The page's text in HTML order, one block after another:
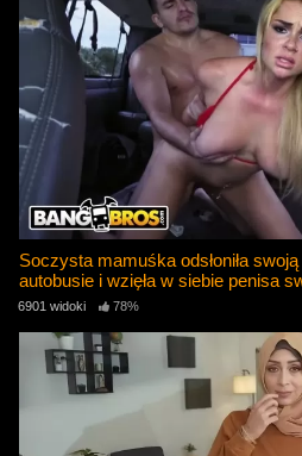
Soczysta mamuśka odsłoniła
autobusie i wzięła w siebie penisa
6901 widoki 78%